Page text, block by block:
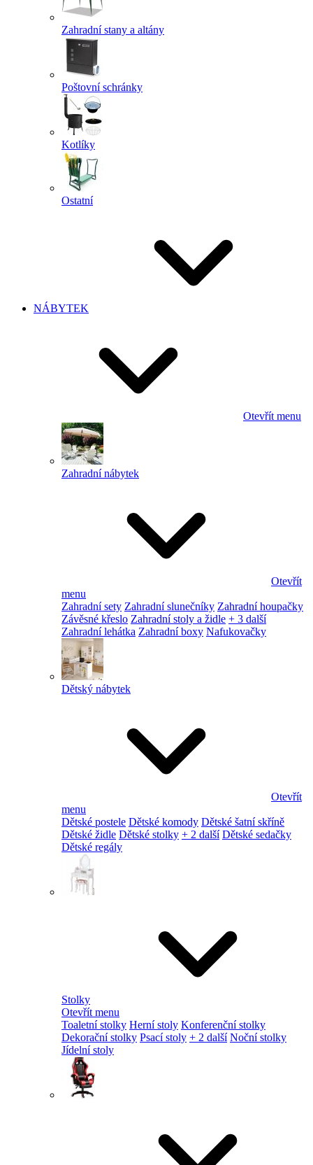
Zahradní stany a altány
Poštovní schránky
Kotlíky
Ostatní
NÁBYTEK
Otevřít menu
Zahradní nábytek
Otevřít
menu
Zahradní sety Zahradní slunečníky Zahradní houpačky
Závěsné křeslo Zahradní stoly a židle + 3 další
Zahradní lehátka Zahradní boxy Nafukovačky
Dětský nábytek
Otevřít
menu
Dětské postele Dětské komody Dětské šatní skříně
Dětské židle Dětské stolky + 2 další Dětské sedačky
Dětské regály
Stolky
Otevřít menu
Toaletní stolky Herní stoly Konferenční stolky
Dekorační stolky Psací stoly + 2 další Noční stolky
Jídelní stoly